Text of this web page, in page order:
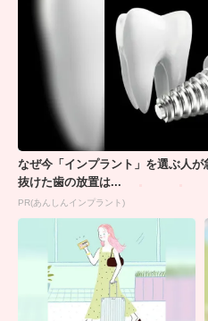
なぜ今「インプラント」を選ぶ人が
抜けた歯の放置は...
PR(あんしんインプラント)